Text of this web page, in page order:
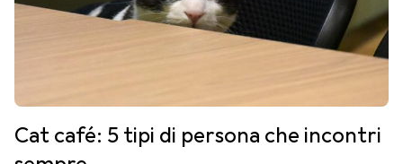
Cat café: 5 tipi di persona che incontri